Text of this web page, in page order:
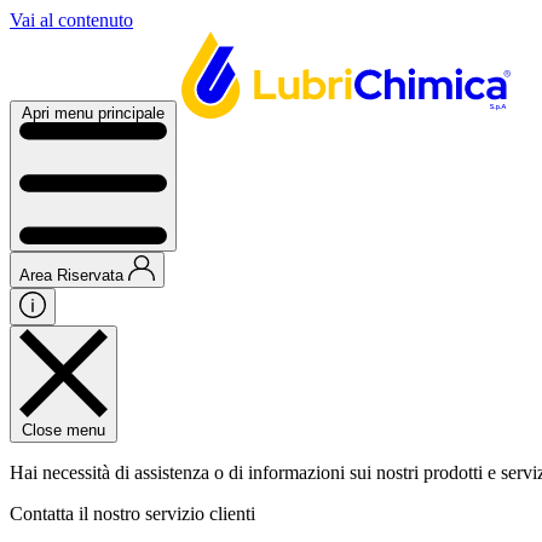
Vai al contenuto
Apri menu principale
Area Riservata
Close menu
Hai necessità di assistenza o di informazioni sui nostri prodotti e
Contatta il nostro servizio clienti